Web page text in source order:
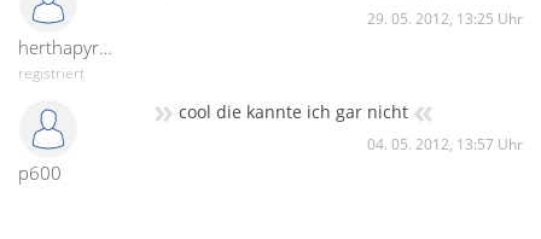
herthapyroalex
registriert
29. 05. 2012, 13:25 Uhr
p600
» cool die kannte ich gar nicht «
04. 05. 2012, 13:57 Uhr